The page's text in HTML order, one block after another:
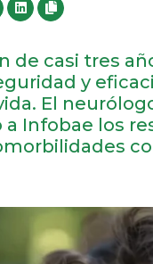
de casi tres
y
El
a Infobae los